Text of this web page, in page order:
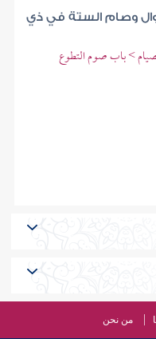
وصام الستة في ذي
> باب صوم التطوع
من نحن